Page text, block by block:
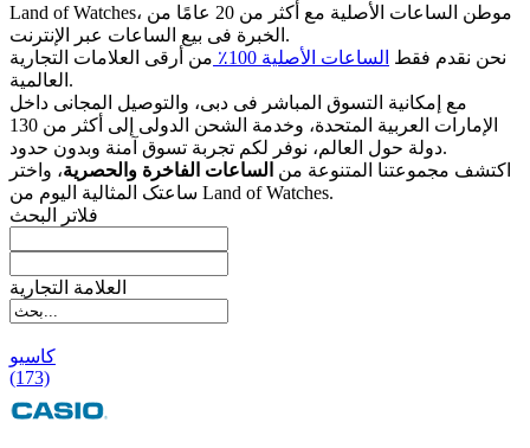
Land of Watches، موطن الساعات الأصلیة مع أکثر من 20 عامًا من
الخبرة فی بیع الساعات عبر الإنترنت.
نحن نقدم فقط الساعات الأصلیة 100٪
من أرقى العلامات التجاریة
العالمیة.
مع إمکانیة التسوق المباشر فی دبی، والتوصیل المجانی داخل
الإمارات العربیة المتحدة، وخدمة الشحن الدولی إلى أکثر من 130
دولة حول العالم، نوفر لکم تجربة تسوق آمنة وبدون حدود.
اکتشف مجموعتنا المتنوعة من الساعات الفاخرة والحصریة، واختر
ساعتک المثالیة الیوم من Land of Watches.
فلاتر البحث
العلامة التجارية
کاسیو
(173)